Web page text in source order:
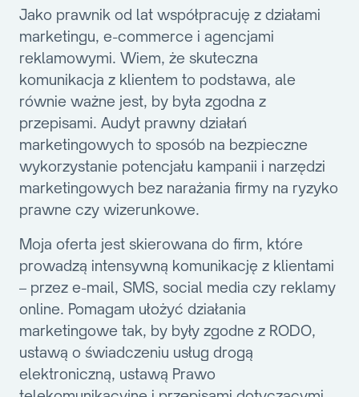
Jako prawnik od lat współpracuję z działami
marketingu, e-commerce i agencjami
reklamowymi. Wiem, że skuteczna
komunikacja z klientem to podstawa, ale
równie ważne jest, by była zgodna z
przepisami. Audyt prawny działań
marketingowych to sposób na bezpieczne
wykorzystanie potencjału kampanii i narzędzi
marketingowych bez narażania firmy na ryzyko
prawne czy wizerunkowe.
Moja oferta jest skierowana do firm, które
prowadzą intensywną komunikację z klientami
– przez e-mail, SMS, social media czy reklamy
online. Pomagam ułożyć działania
marketingowe tak, by były zgodne z RODO,
ustawą o świadczeniu usług drogą
elektroniczną, ustawą Prawo